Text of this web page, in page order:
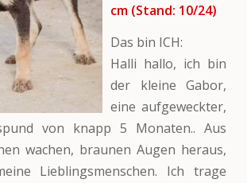
cm (Stand: 10/24)
Das bin ICH:
Halli hallo, ich bin
der kleine Gabor,
eine aufgeweckter,
von knapp 5 Monaten.. Aus
wachen, braunen Augen heraus,
Lieblingsmenschen. Ich trage